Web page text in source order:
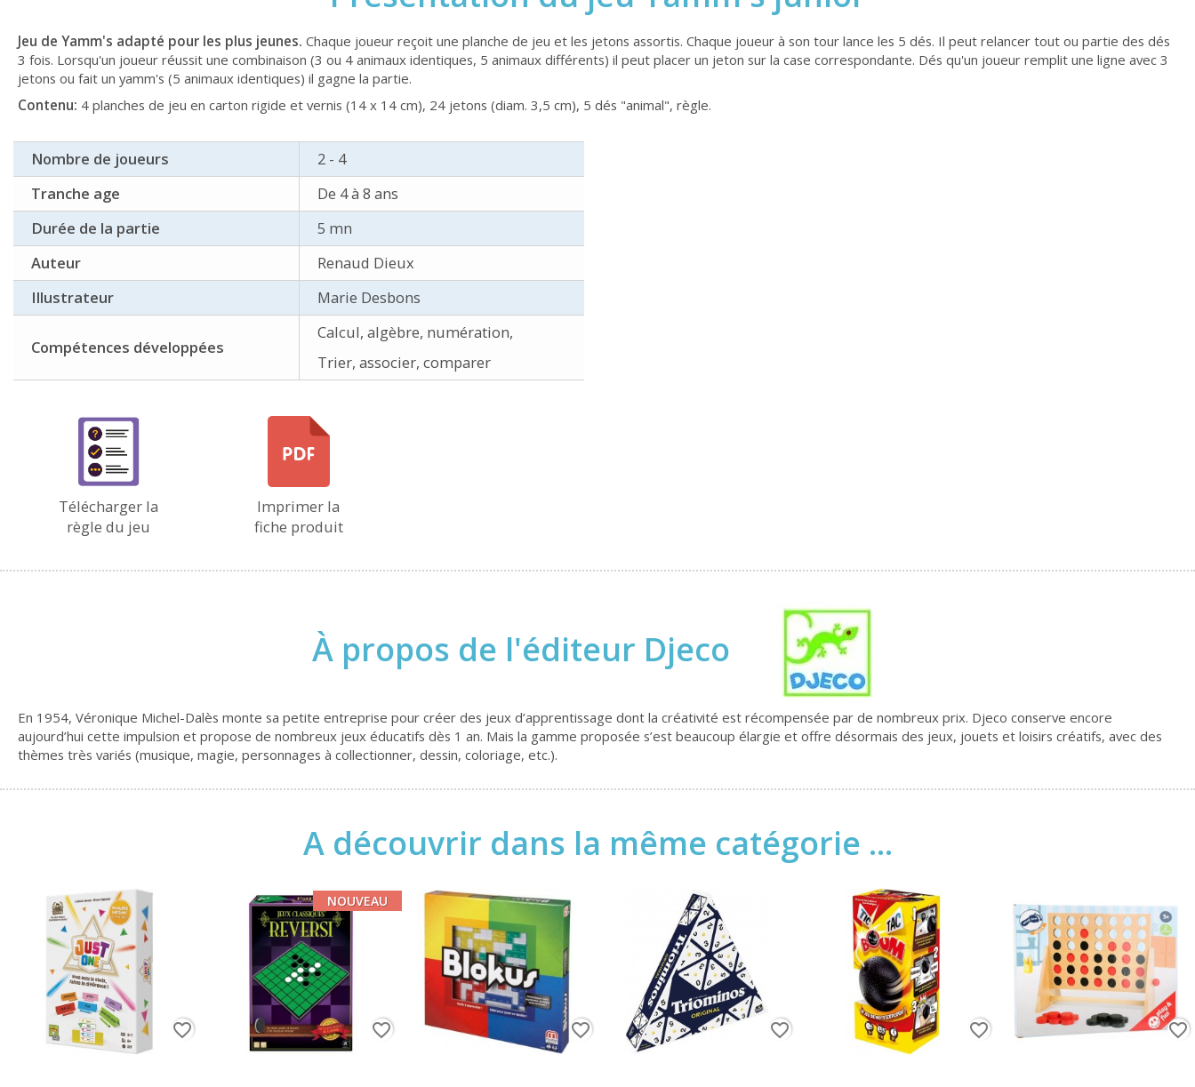
Jeu de Yamm's adapté pour les plus jeunes. Chaque joueur reçoit une planche de jeu et les jetons assortis. Chaque joueur à son tour lance les 5 dés. Il peut relancer tout ou partie des dés
3 fois. Lorsqu'un joueur réussit une combinaison (3 ou 4 animaux identiques, 5 animaux différents) il peut placer un jeton sur la case correspondante. Dés qu'un joueur remplit une ligne avec 3
jetons ou fait un yamm's (5 animaux identiques) il gagne la partie.
Contenu: 4 planches de jeu en carton rigide et vernis (14 x 14 cm), 24 jetons (diam. 3,5 cm), 5 dés "animal", règle.
Nombre de joueurs
2 - 4
Tranche age
De 4 à 8 ans
Durée de la partie
5 mn
Auteur
Renaud Dieux
Illustrateur
Marie Desbons
Compétences développées
Calcul, algèbre, numération,
Trier, associer, comparer
Télécharger la
règle du jeu
Imprimer la
fiche produit
À propos de l'éditeur Djeco
En 1954, Véronique Michel-Dalès monte sa petite entreprise pour créer des jeux d’apprentissage dont la créativité est récompensée par de nombreux prix. Djeco conserve encore
aujourd’hui cette impulsion et propose de nombreux jeux éducatifs dès 1 an. Mais la gamme proposée s’est beaucoup élargie et offre désormais des jeux, jouets et loisirs créatifs, avec des
thèmes très variés (musique, magie, personnages à collectionner, dessin, coloriage, etc.).
A découvrir dans la même catégorie ...
favorite_border
NOUVEAU
favorite_border favorite_border favorite_border favorite_border favorite_border